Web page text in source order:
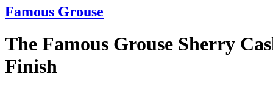
Famous Grouse
The Famous Grouse Sherry
Finish